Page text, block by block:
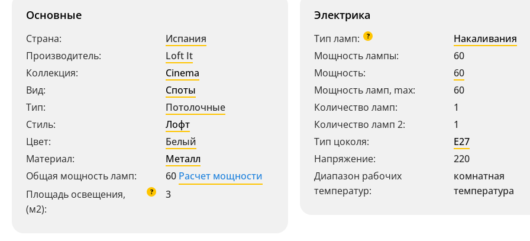
Основные
Страна:
Испания
Производитель:
Loft It
Коллекция:
Cinema
Вид:
Споты
Тип:
Потолочные
Стиль:
Лофт
Цвет:
Белый
Материал:
Металл
Общая мощность ламп:
60 Расчет мощности
Площадь освещения,
(м2):
? 3
Электрика
Тип ламп: ?
Накаливания
Мощность лампы:
60
Мощность:
60
Мощность ламп, max:
60
Количество ламп:
1
Количество ламп 2:
1
Тип цоколя:
E27
Напряжение:
220
Диапазон рабочих
температур:
комнатная
температура